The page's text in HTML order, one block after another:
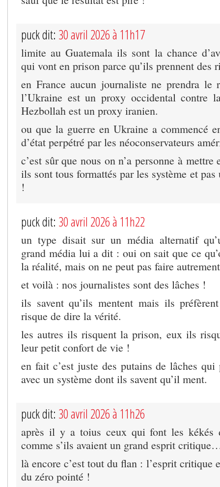
puck dit: 30 avril 2026 à 11h17
limite au Guatemala ils sont la chance
qui vont en prison parce qu’ils prennent des
en France aucun journaliste ne prendra le
l’Ukraine est un proxy occidental contre
Hezbollah est un proxy iranien.
ou que la guerre en Ukraine a commencé
d’état perpétré par les néoconservateurs
c’est sûr que nous on n’a personne à
ils sont tous formattés par les système et
!
puck dit: 30 avril 2026 à 11h22
un type disait sur un média alternatif
grand média lui a dit : oui on sait que ce
la réalité, mais on ne peut pas faire
et voilà : nos journalistes sont des lâches !
ils savent qu’ils mentent mais ils
risque de dire la vérité.
les autres ils risquent la prison, eux ils
leur petit confort de vie !
en fait c’est juste des putains de lâches
avec un système dont ils savent qu’il ment.
puck dit: 30 avril 2026 à 11h26
après il y a toius ceux qui font les kékés
comme s’ils avaient un grand esprit
là encore c’est tout du flan : l’esprit critique
du zéro pointé !